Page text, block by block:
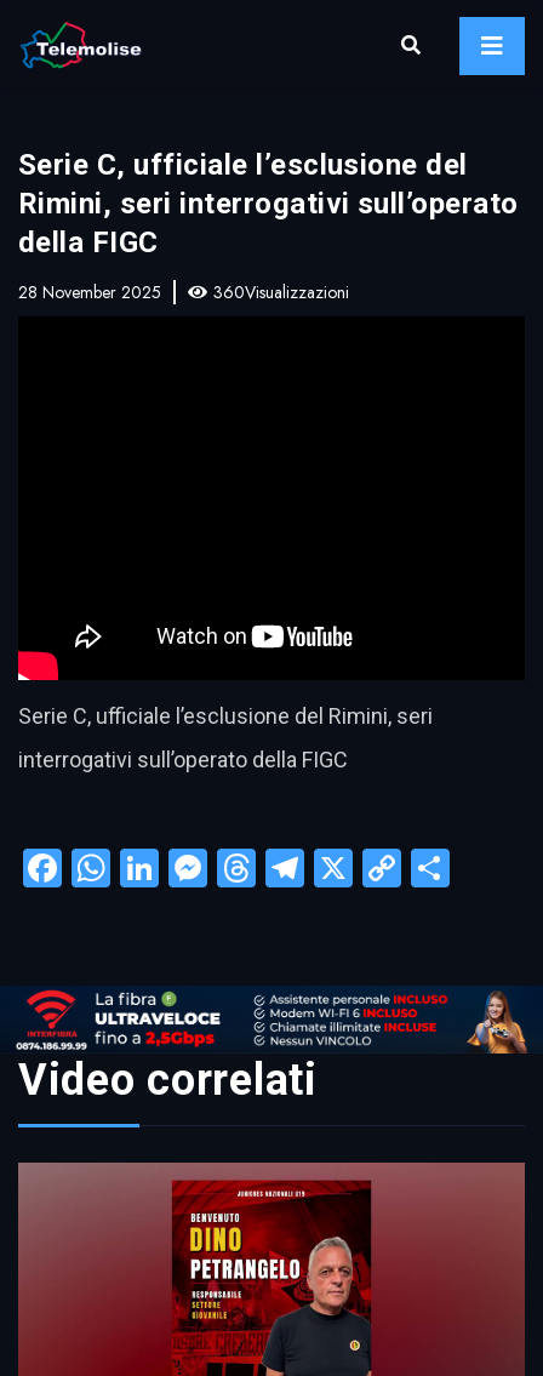
Serie C, ufficiale l’esclusione del
Rimini, seri interrogativi sull’operato
della FIGC
28 November 2025 360Visualizzazioni
Serie C, ufficiale l’esclusione del Rimini, seri
interrogativi sull’operato della FIGC
Facebook
WhatsApp
LinkedIn
Messenger
Threads
Telegram
X
Copy
Video correlati